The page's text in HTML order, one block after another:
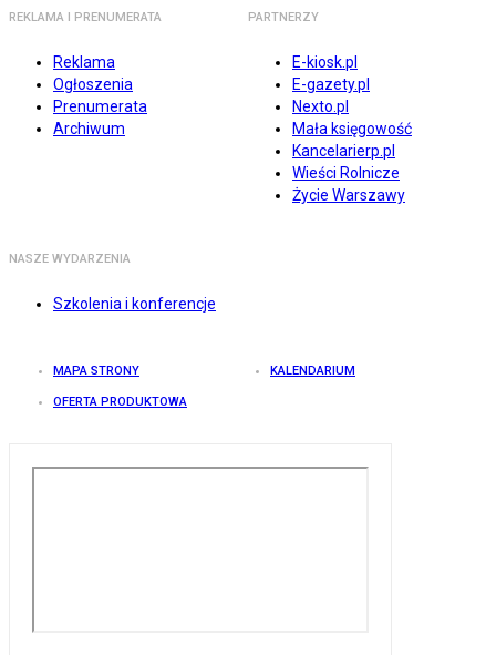
REKLAMA I PRENUMERATA
Reklama
Ogłoszenia
Prenumerata
Archiwum
PARTNERZY
E-kiosk.pl
E-gazety.pl
Nexto.pl
Mała księgowość
Kancelarierp.pl
Wieści Rolnicze
Życie Warszawy
NASZE WYDARZENIA
Szkolenia i konferencje
MAPA STRONY KALENDARIUM
OFERTA PRODUKTOWA